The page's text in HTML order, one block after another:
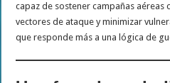
capaz de sostener campañas aéreas
vectores de ataque y minimizar
que responde más a una lógica de